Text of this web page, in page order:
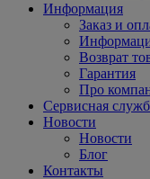
Информация
Заказ и
Возврат
Гарантия
Про
Сервисная
Новости
Новости
Блог
Контакты